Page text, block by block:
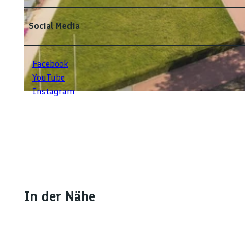
© Stadt Freudenstadt, Foto: Heike Butschkus
Social Media
Facebook
YouTube
Instagram
In der Nähe